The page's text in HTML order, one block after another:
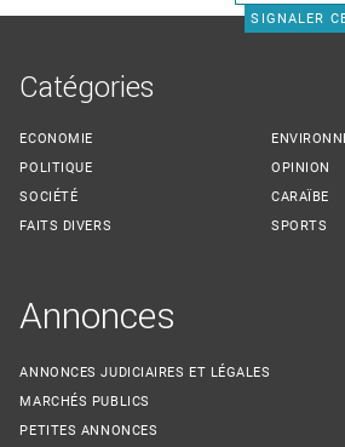
SIGNALER
Catégories
ECONOMIE
POLITIQUE
SOCIÉTÉ
FAITS DIVERS
OPINION
CARAÏBE
SPORTS
Annonces
ANNONCES JUDICIAIRES ET LÉGALES
MARCHÉS PUBLICS
PETITES ANNONCES